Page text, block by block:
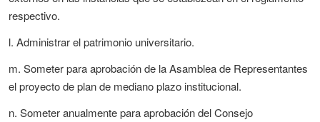
respectivo.
l. Administrar el patrimonio universitario.
m. Someter para aprobación de la Asamblea de Representantes
el proyecto de plan de mediano plazo institucional.
n. Someter anualmente para aprobación del Consejo